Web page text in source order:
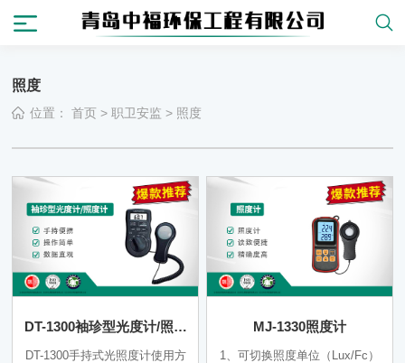
照度
位置：首页 >职卫安监 > 照度
DT-1300袖珍型光度计/照度
计
DT-1300手持式光照度计使用方
MJ-1330照度计
1、可切换照度单位（Lux/Fc）